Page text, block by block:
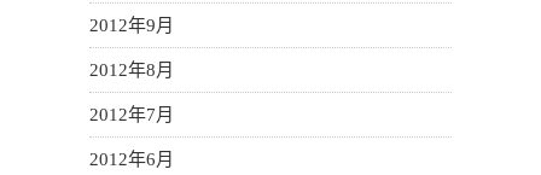
2012年9月
2012年8月
2012年7月
2012年6月